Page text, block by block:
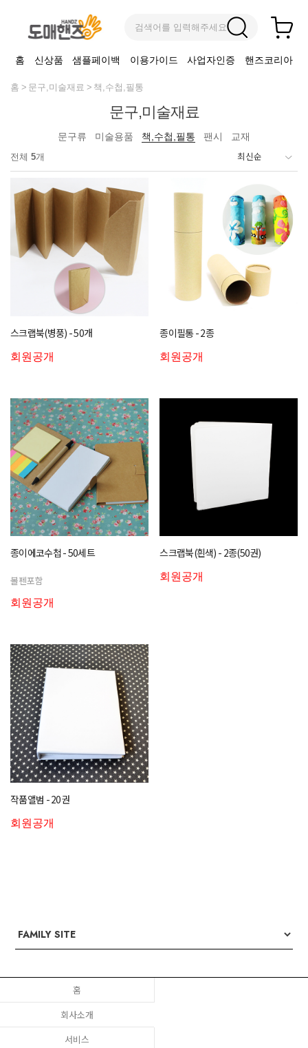
검색어를 입력해주세요
홈 신상품 샘플페이백 이용가이드 사업자인증 핸즈코리아
홈 문구,미술재료 책,수첩,필통
문구,미술재료
문구류 미술용품 책,수첩,필통 팬시 교재
전체 5개
스크랩북(병풍) - 50개
회원공개
종이필통 - 2종
회원공개
종이에코수첩 - 50세트
볼펜포함
회원공개
스크랩북(흰색) - 2종(50권)
회원공개
작품앨범 - 20권
회원공개
홈
회사소개
서비스